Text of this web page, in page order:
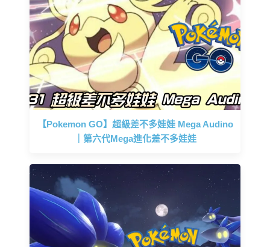
【Pokemon GO】超級差不多娃娃 Mega Audino
｜第六代Mega進化差不多娃娃